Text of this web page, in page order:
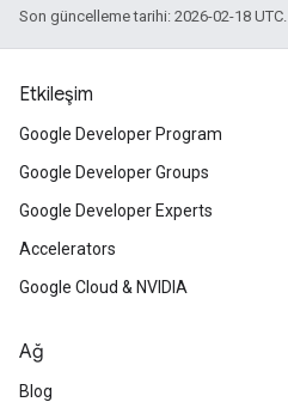
Son güncelleme tarihi: 2026-02-18 UTC.
Etkileşim
Google Developer Program
Google Developer Groups
Google Developer Experts
Accelerators
Google Cloud & NVIDIA
Ağ
Blog